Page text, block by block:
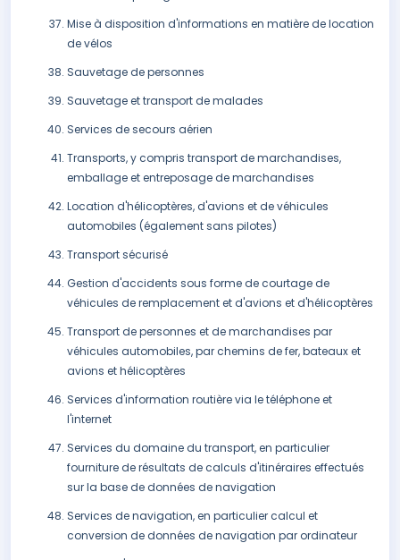
Mise à disposition d'informations en matière de location
de vélos
Sauvetage de personnes
Sauvetage et transport de malades
Services de secours aérien
Transports, y compris transport de marchandises,
emballage et entreposage de marchandises
Location d'hélicoptères, d'avions et de véhicules
automobiles (également sans pilotes)
Transport sécurisé
Gestion d'accidents sous forme de courtage de
véhicules de remplacement et d'avions et d'hélicoptères
Transport de personnes et de marchandises par
véhicules automobiles, par chemins de fer, bateaux et
avions et hélicoptères
Services d'information routière via le téléphone et
l'internet
Services du domaine du transport, en particulier
fourniture de résultats de calculs d'itinéraires effectués
sur la base de données de navigation
Services de navigation, en particulier calcul et
conversion de données de navigation par ordinateur